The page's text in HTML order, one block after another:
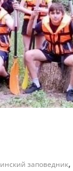
заповедник,